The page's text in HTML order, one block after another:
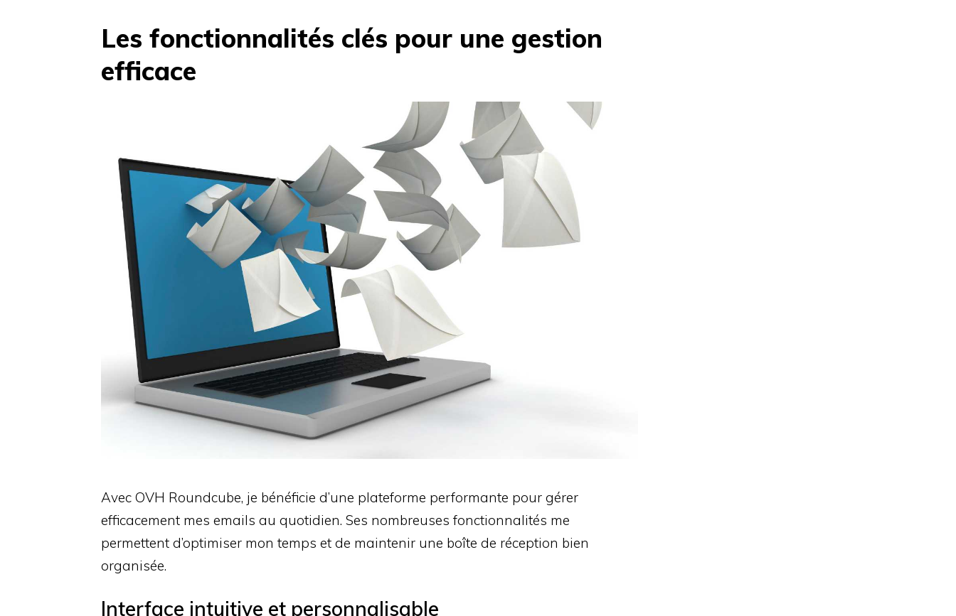
Les fonctionnalités clés pour une gestion
efficace
Avec OVH Roundcube, je bénéficie d’une plateforme performante pour gérer
efficacement mes emails au quotidien. Ses nombreuses fonctionnalités me
permettent d’optimiser mon temps et de maintenir une boîte de réception bien
organisée.
Interface intuitive et personnalisable